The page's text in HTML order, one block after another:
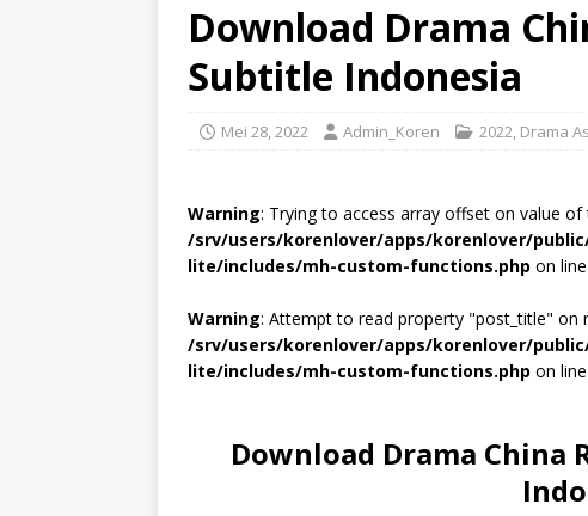
Download Drama
Subtitle Indonesia
Mei 28, 2022 Admin_Koren 2022, Drama
Warning: Trying to access array offset on value of
/srv/users/korenlover/apps/korenlover/
lite/includes/mh-custom-functions.php on line
Warning: Attempt to read property "post_title" on
/srv/users/korenlover/apps/korenlover/
lite/includes/mh-custom-functions.php on line
Download Drama